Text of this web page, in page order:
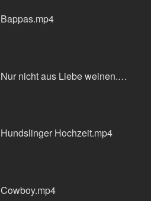
Bappas.mp4
Nur nicht aus Liebe weinen.mp4
Hundslinger Hochzeit.mp4
Cowboy.mp4